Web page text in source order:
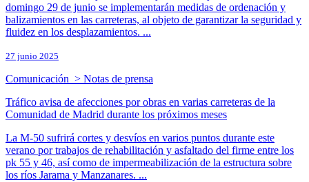
domingo 29 de junio se implementarán medidas de ordenación y
balizamientos en las carreteras, al objeto de garantizar la seguridad y
fluidez en los desplazamientos. ...
27 junio 2025
Comunicación > Notas de prensa
Tráfico avisa de afecciones por obras en varias carreteras de la
Comunidad de Madrid durante los próximos meses
La M-50 sufrirá cortes y desvíos en varios puntos durante este
verano por trabajos de rehabilitación y asfaltado del firme entre los
pk 55 y 46, así como de impermeabilización de la estructura sobre
los ríos Jarama y Manzanares. ...